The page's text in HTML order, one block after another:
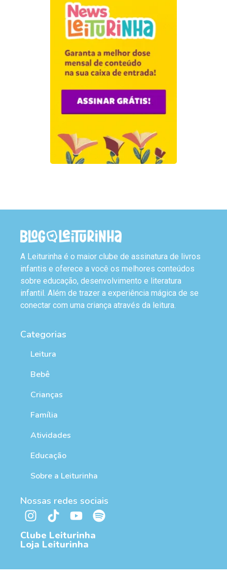
A Leiturinha é o maior clube de assinatura de livros
infantis e oferece a você os melhores conteúdos
sobre educação, desenvolvimento e literatura
infantil. Além de trazer a experiência mágica de se
conectar com uma criança através da leitura.
Categorias
Leitura
Bebê
Crianças
Família
Atividades
Educação
Sobre a Leiturinha
Nossas redes sociais
Clube Leiturinha
Loja Leiturinha